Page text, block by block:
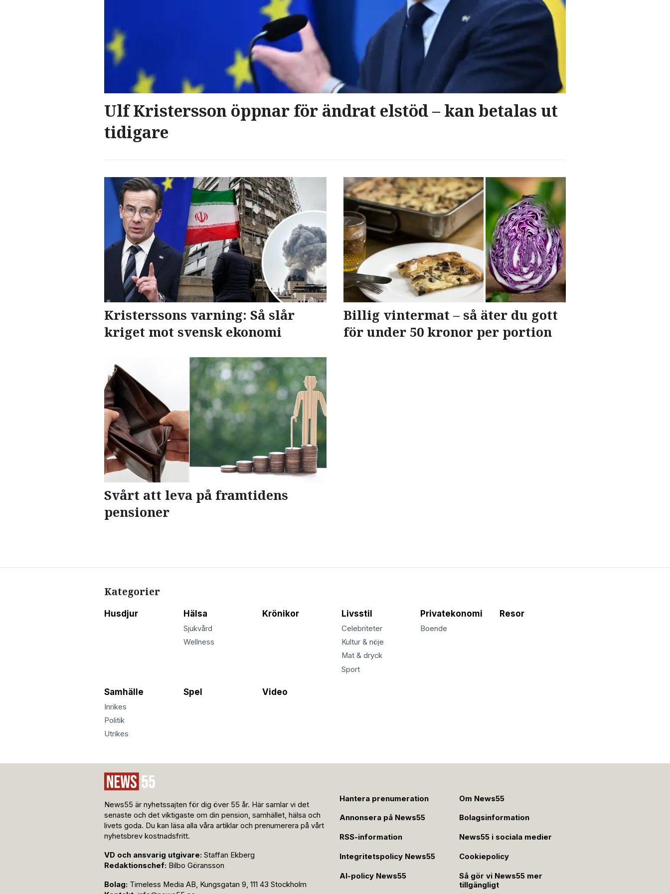
Ulf Kristersson öppnar för ändrat elstöd – kan betalas ut
tidigare
Kristerssons varning: Så slår
kriget mot svensk ekonomi
Billig vintermat – så äter du gott
för under 50 kronor per portion
Svårt att leva på framtidens
pensioner
Kategorier
Husdjur Hälsa
Sjukvård
Wellness
Krönikor Livsstil
Celebriteter
Kultur & nöje
Mat & dryck
Sport
Privatekonomi
Boende
Resor
Samhälle
Inrikes
Politik
Utrikes
Spel Video
News55 är nyhetssajten för dig över 55 år. Här samlar vi det
senaste och det viktigaste om din pension, samhället, hälsa och
livets goda. Du kan läsa alla våra artiklar och prenumerera på vårt
nyhetsbrev kostnadsfritt.
VD och ansvarig utgivare: Staffan Ekberg
Redaktionschef: Bilbo Göransson
Bolag: Timeless Media AB, Kungsgatan 9, 111 43 Stockholm
Hantera prenumeration Om News55
Annonsera på News55 Bolagsinformation
RSS-information News55 i sociala medier
Integritetspolicy News55 Cookiepolicy
AI-policy News55
Så gör vi News55 mer
tillgängligt